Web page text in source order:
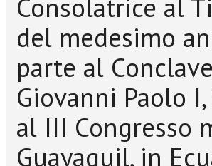
Consolatrice al
del medesimo
parte al
Giovanni Paolo
al III Congresso
Guayaquil, in